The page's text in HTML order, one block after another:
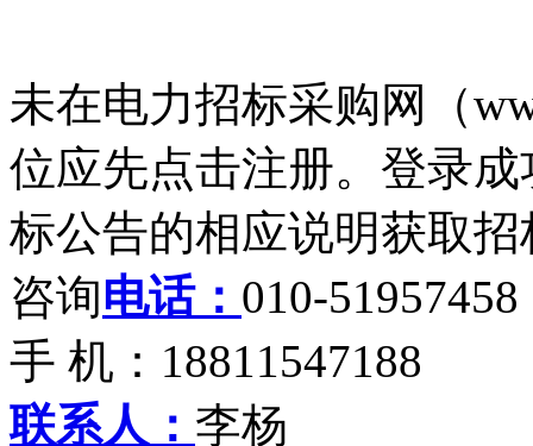
未在电力招标采购网（
位应先点击注册。登录
标公告的相应说明获取
咨询电话： 010-51957458
手 机：18811547188
联系人： 李杨